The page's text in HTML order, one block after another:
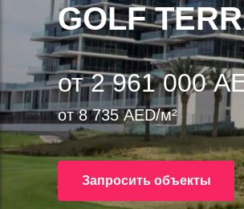
GOLF
от 2 961 000
от 8 735 AED/м²
Запросить объекты